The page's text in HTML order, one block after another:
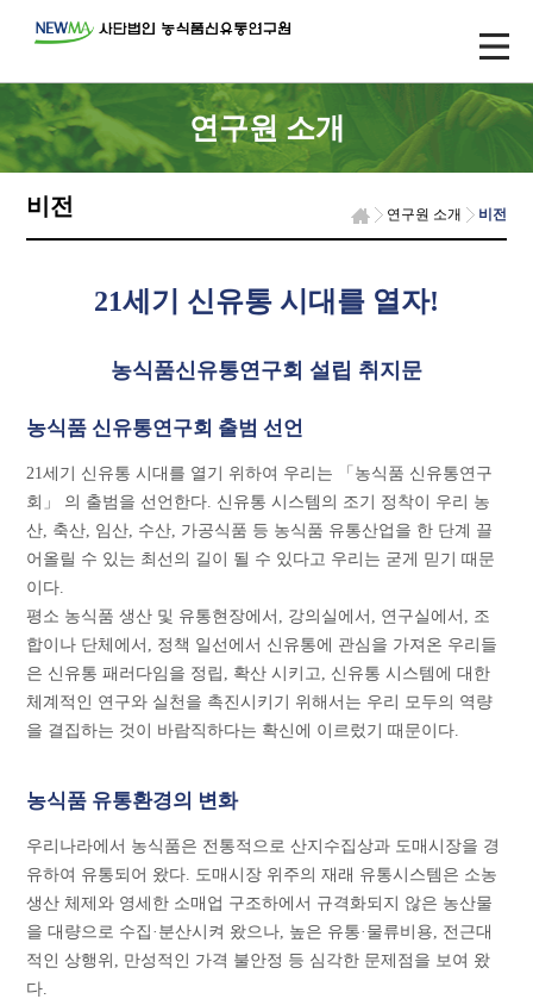
연구원 소개
비전 연구원 소개 비전
21세기 신유통 시대를 열자!
농식품신유통연구회 설립 취지문
농식품 신유통연구회 출범 선언
21세기 신유통 시대를 열기 위하여 우리는 「농식품 신유통연구
회」 의 출범을 선언한다. 신유통 시스템의 조기 정착이 우리 농
산, 축산, 임산, 수산, 가공식품 등 농식품 유통산업을 한 단계 끌
어올릴 수 있는 최선의 길이 될 수 있다고 우리는 굳게 믿기 때문
이다.
평소 농식품 생산 및 유통현장에서, 강의실에서, 연구실에서, 조
합이나 단체에서, 정책 일선에서 신유통에 관심을 가져온 우리들
은 신유통 패러다임을 정립, 확산 시키고, 신유통 시스템에 대한
체계적인 연구와 실천을 촉진시키기 위해서는 우리 모두의 역량
을 결집하는 것이 바람직하다는 확신에 이르렀기 때문이다.
농식품 유통환경의 변화
우리나라에서 농식품은 전통적으로 산지수집상과 도매시장을 경
유하여 유통되어 왔다. 도매시장 위주의 재래 유통시스템은 소농
생산 체제와 영세한 소매업 구조하에서 규격화되지 않은 농산물
을 대량으로 수집·분산시켜 왔으나, 높은 유통·물류비용, 전근대
적인 상행위, 만성적인 가격 불안정 등 심각한 문제점을 보여 왔
다.